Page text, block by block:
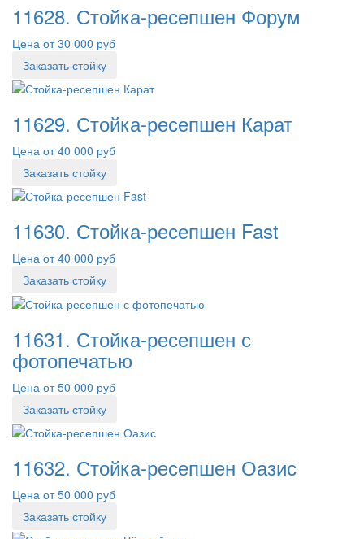
11628. Стойка-ресепшен Форум
Цена от 30 000 руб
Заказать стойку
11629. Стойка-ресепшен Карат
Цена от 40 000 руб
Заказать стойку
11630. Стойка-ресепшен Fast
Цена от 40 000 руб
Заказать стойку
11631. Стойка-ресепшен с
фотопечатью
Цена от 50 000 руб
Заказать стойку
11632. Стойка-ресепшен Оазис
Цена от 50 000 руб
Заказать стойку